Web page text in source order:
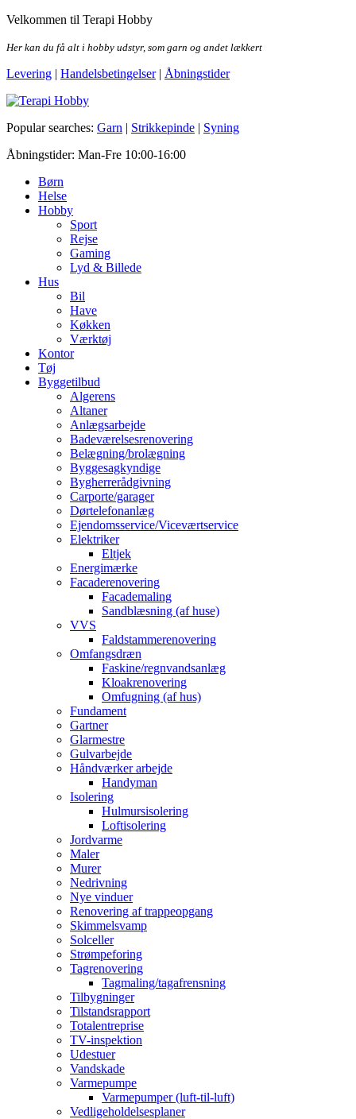
Skip
the
Velkommen til Terapi Hobby
Her kan du få alt i hobby udstyr, som garn og andet lækkert
Levering | Handelsbetingelser| Åbningstider
Terapi Hobby
Popular searches: Garn | Strikkepinde | Syning
Åbningstider: Man-Fre 10:00-16:00
Børn
Helse
Hobby
Sport
Rejse
Gaming
Lyd & Billede
Hus
Bil
Have
Køkken
Værktøj
Kontor
Tøj
Byggetilbud
Algerens
Altaner
Anlægsarbejde
Badeværelsesrenovering
Belægning/brolægning
Byggesagkyndige
Bygherrerådgivning
Carporte/garager
Dørtelefonanlæg
Ejendomsservice/Viceværtservice
Elektriker
Eltjek
Energimærke
Facaderenovering
Facademaling
Sandblæsning (af huse)
VVS
Faldstammerenovering
Omfangsdræn
Faskine/regnvandsanlæg
Kloakrenovering
Omfugning (af hus)
Fundament
Gartner
Glarmestre
Gulvarbejde
Håndværker arbejde
Handyman
Isolering
Hulmursisolering
Loftisolering
Jordvarme
Maler
Murer
Nedrivning
Nye vinduer
Renovering af trappeopgang
Skimmelsvamp
Solceller
Strømpeforing
Tagrenovering
Tagmaling/tagafrensning
Tilbygninger
Tilstandsrapport
Totalentreprise
TV-inspektion
Udestuer
Vandskade
Varmepumpe
Varmepumper (luft-til-luft)
Vedligeholdelsesplaner